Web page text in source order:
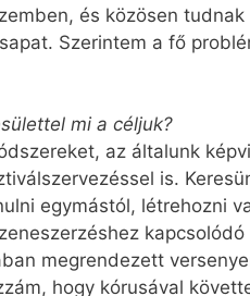
és közösen
Szerintem a fő
mi a céljuk?
az általunk
is.
egymástól, létrehozni
megrendezett
hogy kórusával